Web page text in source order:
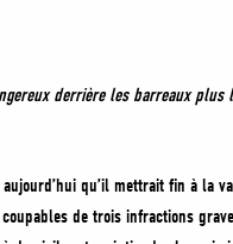
derrière les barreaux
qu’il mettrait fin à la
de trois infractions